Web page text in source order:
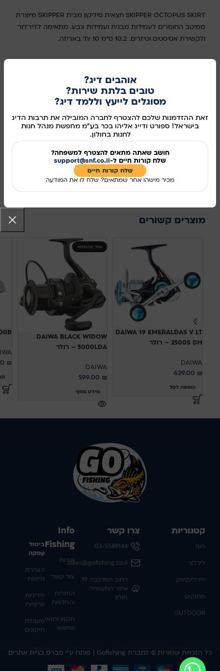
אוהבים דיג?
טובים בלתת שירות?
מסוגלים לייעץ וללמד דיג?
זאת ההזדמנות שלכם להצטרף לחברה המובילה את תרבות הדיג
בישראל! ספורט ודייג אליהו בכר בע"מ מחפשת מנהל חנות
לחנות בחולון.
חושב שאתה מתאים להצטרף למשפחה?
שלח קורות חיים ל-support@snf.co.il
שלח קורות חיים​
מכיר מישהו אחר שמתאים? שלח לו את המודעה
SKIPPER OCTOPUS SKIRT חצאית סיליקון מבית SKIPPER מיוצרת
ממיטב החומרים לעמידות מבנית ועמידות צבע. מתאימה לז'ירז'ור
ולקשירת אסיסטים וטיזרים. 10.2 ס"מ 10 יח' באריזה.
סוג
הוספה לסל
קנו עכשיו
מק"ט:
מוצרים קשורים
DAIWA 19 EMERALDAS V LT
2500S DH – רולר
DAIWA
629.00 ₪
הוספה לסל
אזל מהמלאי
DAIWA BLACK WIDOW
5000LDA – רולר
DAIWA
599.00 ₪
מידע נוסף
₪
Info
Fishing
אודות
צור קשר
החזרות
והחלפות
תקנון ותנאי
שימוש
ביטול
עסקה
הצהרת
נגישות
מדיניות
פרטיות
מעבדת
תיקונים
קטגוריות
חוף
ז'ירז'ור
סירה/קיאק
מתוקים
OUTDOOR
צרו קשר
03-5589144
sales@gofishing.co.il
רחוב המרכבה 19
איזור התעשייה
חולון
כל הזכויות שמורות © לחברת Gofishing | פותח ע״י סברס בניית אתרים